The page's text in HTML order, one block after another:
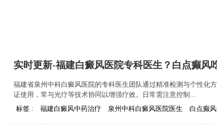
实时更新-福建白癜风医院专科医生？白点癫风
福建省泉州中科白癜风医院的专科医生团队通过精准检测与个性化
证使用，常与光疗等技术协同以增强疗效。日常需注意控制...
标签 :
福建白癜风中药治疗 泉州中科白癜风医院医生 白点癫